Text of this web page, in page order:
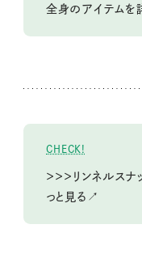
全身のアイテムを
CHECK!
＞＞＞リンネルス
っと見る↗